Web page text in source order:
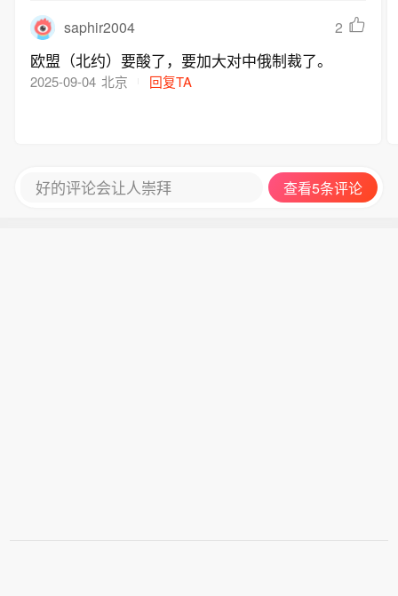
saphir2004 2
欧盟（北约）要酸了，要加大对中俄制裁了。
2025-09-04 北京 回复TA
好的评论会让人崇拜 查看5条评论